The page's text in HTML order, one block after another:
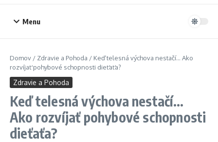
Menu
Domov / Zdravie a Pohoda / Keď telesná výchova nestačí… Ako
rozvíjať pohybové schopnosti dieťaťa?
Zdravie a Pohoda
Keď telesná výchova nestačí…
Ako rozvíjať pohybové schopnosti
dieťaťa?